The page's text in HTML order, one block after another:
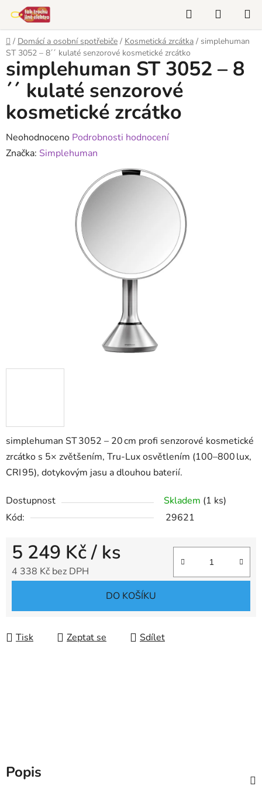
obsah
Hledat
KOŠÍK
Domů
/ Domácí a osobní spotřebiče / Kosmetická zrcátka / simplehuman
ST 3052 – 8´´ kulaté senzorové kosmetické zrcátko
simplehuman ST 3052 – 20 cm profi senzorové kosmetické
zrcátko s 5× zvětšením, Tru‑Lux osvětlením (100–800 lux,
CRI 95), dotykovým jasu a dlouhou baterií.
Dostupnost Skladem (1 ks)
Kód:
29621
5 249 Kč/ ks
4 338 Kč bez DPH
DO KOŠÍKU
Tisk Zeptat se Sdílet
simplehuman ST 3052 – 8
´´ kulaté senzorové
kosmetické zrcátko
Průměrné
hodnocení
Neohodnoceno Podrobnosti hodnocení
Značka: Simplehuman
Popis